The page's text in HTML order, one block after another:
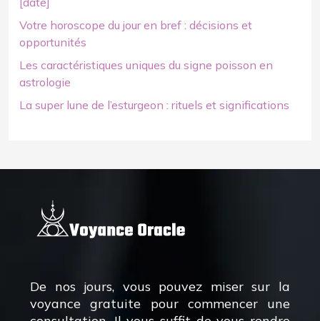
Votre horoscope du jour en bref : décisions et
opportunités
Les caractéristiques uniques du signe poisson en
astrologie
La super lune de l’esturgeon : rituels et significations
De nos jours, vous pouvez miser sur la
voyance gratuite pour commencer une